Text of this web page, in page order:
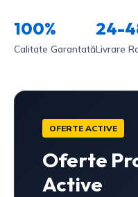
100%
Calitate Garantată
24-
Livrare
OFERTE ACTIVE
Oferte
Active